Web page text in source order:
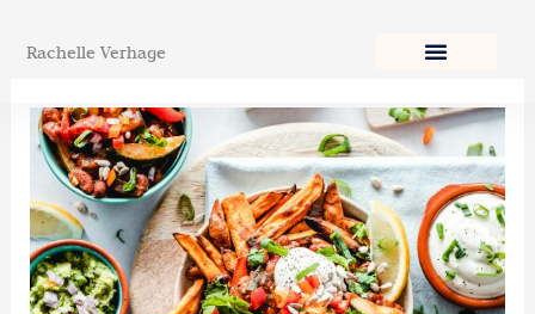
naar
inhoud
Rachelle Verhage